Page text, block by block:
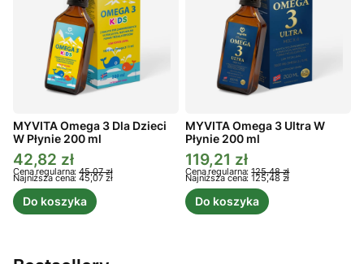
MYVITA Omega 3 Dla Dzieci
W Płynie 200 ml
Cena promocyjna
42,82 zł
Cena regularna: 45,07 zł
Najniższa cena: 45,07 zł
Do koszyka
MYVITA Omega 3 Ultra W
Płynie 200 ml
Cena promocyjna
119,21 zł
Cena regularna: 125,48 zł
Najniższa cena: 125,48 zł
Do koszyka